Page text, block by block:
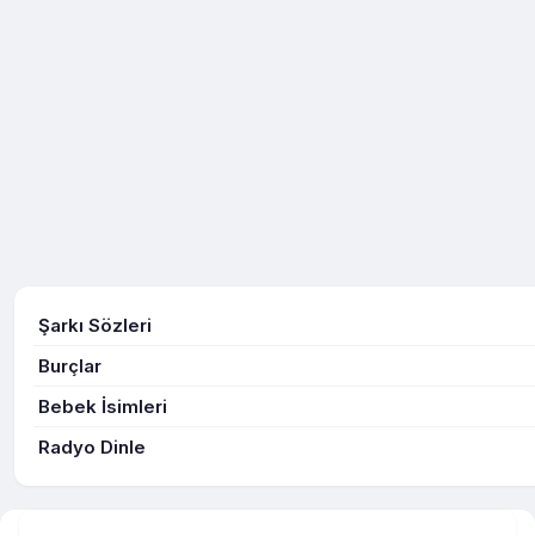
Şarkı Sözleri
Burçlar
Bebek İsimleri
Radyo Dinle